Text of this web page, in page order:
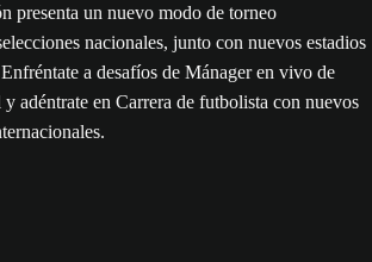
presenta un nuevo modo de torneo
nacionales, junto con nuevos estadios
a desafíos de Mánager en vivo de
adéntrate en Carrera de futbolista con nuevos